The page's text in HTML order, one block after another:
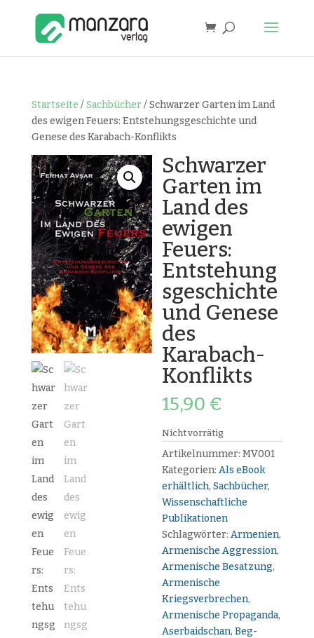
Startseite / Sachbücher/ Schwarzer Garten im Land
des ewigen Feuers: Entstehungsgeschichte und
Genese des Karabach-Konflikts
Schwarzer
Garten im
Land des
ewigen
Feuers:
Entstehung
sgeschichte
und Genese
des
Karabach-
Konflikts
15,90 €
Nicht vorrätig
Artikelnummer:MV001
Kategorien:Als eBook
erhältlich,Sachbücher,
Wissenschaftliche
Publikationen
Schlagwörter:Armenien,
Armenische Aggression,
Armenische Besatzung,
Armenische
Kriegsverbrechen,
Armenische Propaganda,
Aserbaidschan,Beg-